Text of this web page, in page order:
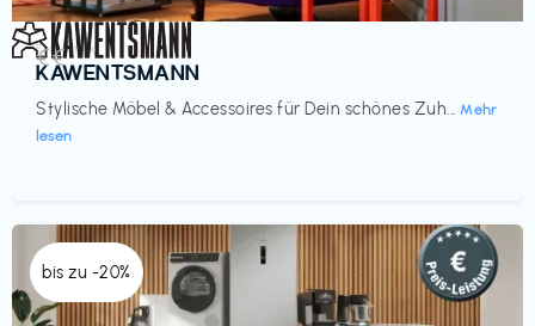
Einrichtung
KAWENTSMANN
Stylische Möbel & Accessoires für Dein schönes Zuh... Mehr
lesen
€€‎
bis zu -20%